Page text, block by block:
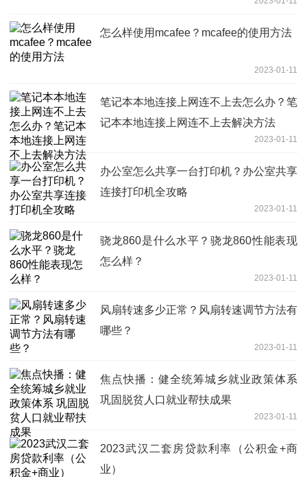
怎么样使用mcafee？mcafee的使用方法
2023-01-11
笔记本本地连接上网连不上去怎么办？笔
记本本地连接上网连不上去解决方法
2023-01-11
办公室怎么共享一台打印机？办公室共享
连接打印机全攻略
2023-01-11
骁龙860是什么水平？骁龙860性能表现
怎么样？
2023-01-11
风扇转速多少正常？风扇转速调节方法有
哪些？
2023-01-11
焦点快播：健全统筹城乡就业政策体系
巩固脱贫人口就业帮扶成果
2023-01-11
2023武汉二套房贷款利率（公积金+商
业）